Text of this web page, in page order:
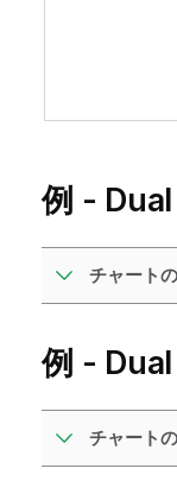
例 -
チャート
例 -
チャート